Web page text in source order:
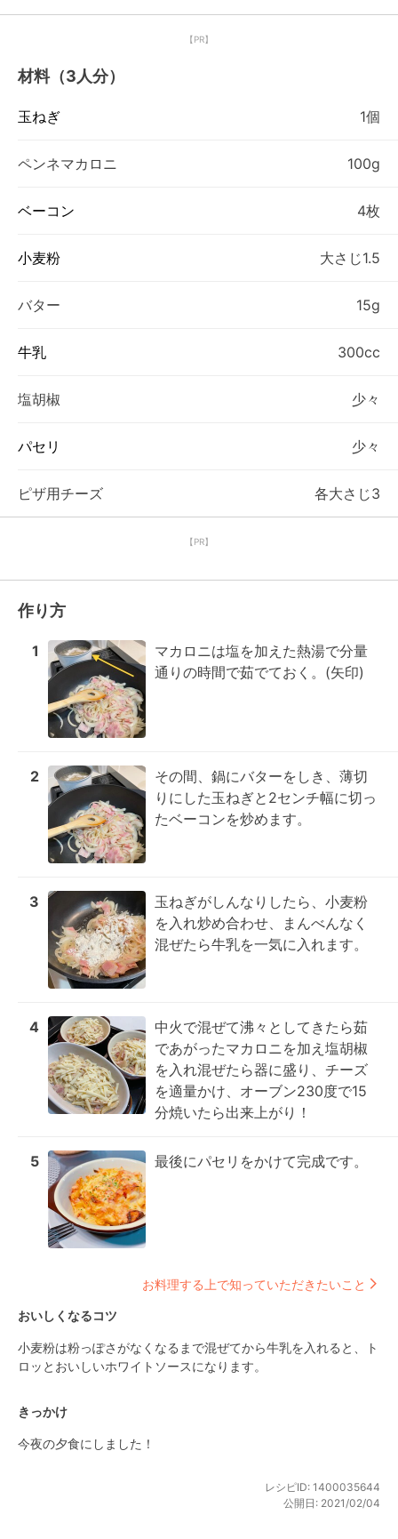
【PR】
材料（3人分）
玉ねぎ 1個
ペンネマカロニ 100g
ベーコン 4枚
小麦粉 大さじ1.5
バター 15g
牛乳 300cc
塩胡椒 少々
パセリ 少々
ピザ用チーズ 各大さじ3
【PR】
作り方
1
マカロニは塩を加えた熱湯で分量
通りの時間で茹でておく。(矢印)
2
その間、鍋にバターをしき、薄切
りにした玉ねぎと2センチ幅に切っ
たベーコンを炒めます。
3
玉ねぎがしんなりしたら、小麦粉
を入れ炒め合わせ、まんべんなく
混ぜたら牛乳を一気に入れます。
4
中火で混ぜて沸々としてきたら茹
であがったマカロニを加え塩胡椒
を入れ混ぜたら器に盛り、チーズ
を適量かけ、オーブン230度で15
分焼いたら出来上がり！
5 最後にパセリをかけて完成です。
お料理する上で知っていただきたいこと
おいしくなるコツ
小麦粉は粉っぽさがなくなるまで混ぜてから牛乳を入れると、ト
ロッとおいしいホワイトソースになります。
きっかけ
今夜の夕食にしました！
レシピID: 1400035644
公開日: 2021/02/04